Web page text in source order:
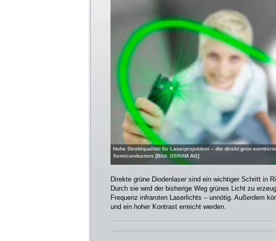
Hohe Strahlqualität für Laserprojektion – die direkt grün
Semiconductors [Bild: OSRAM AG]
Direkte grüne Diodenlaser sind ein wichtiger Schritt in
Durch sie wird der bisherige Weg grünes Licht zu
Frequenz infraroten Laserlichts – unnötig. Außerdem
und ein hoher Kontrast erreicht werden.